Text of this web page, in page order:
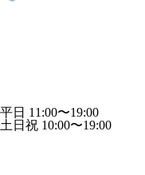
平日 11:00〜19:00
土日祝 10:00〜19:00